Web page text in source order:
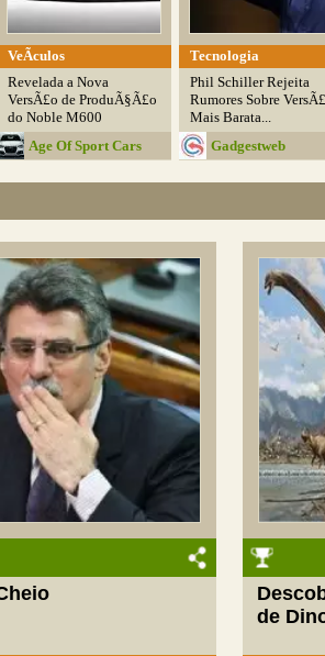
VeÃ­culos
Revelada a Nova
VersÃ£o de ProduÃ§Ã£o
do Noble M600
Age Of Sport Cars
Tecnologia
Phil Schiller Rejeita
Rumores Sobre
Mais Barata...
Gadgestweb
de